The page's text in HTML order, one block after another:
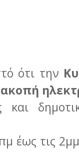
ότι την
και
έως τις